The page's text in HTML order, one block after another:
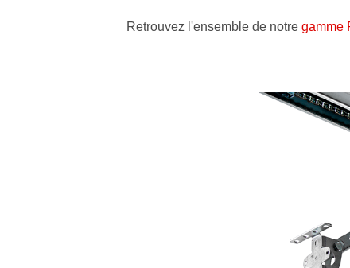
Retrouvez l'ensemble de notre gamme